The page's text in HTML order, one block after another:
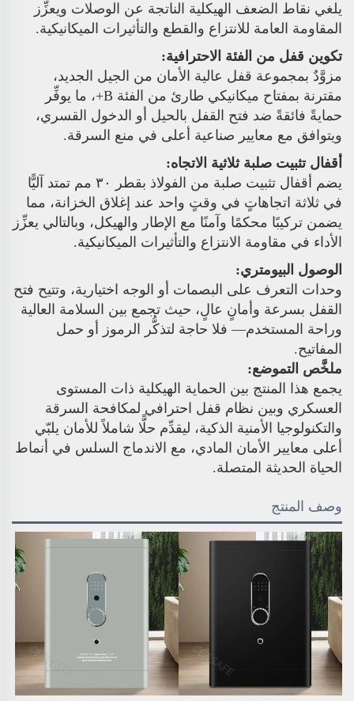
يلغي نقاط الضعف الهيكلية الناتجة عن الوصلات ويعزِّز
المقاومة العامة للانتزاع والقطع والتأثيرات الميكانيكية.
تكوين قفل من الفئة الاحترافية:
مزوَّدٌ بمجموعة قفل عالية الأمان من الجيل الجديد،
مقترنة بمفتاح ميكانيكي طارئ من الفئة B+، ما يوفِّر
حمايةً فائقةً ضد فتح القفل بالحيل أو الدخول القسري،
ويتوافق مع معايير صناعية أعلى في منع السرقة.
أقفال تثبيت صلبة ثلاثية الاتجاه:
يضم أقفال تثبيت صلبة من الفولاذ بقطر ٣٠ مم تمتد آليًّا
في ثلاثة اتجاهاتٍ في وقتٍ واحد عند إغلاق الخزانة، مما
يضمن تركيبًا محكمًا وآمنًا مع الإطار والهيكل، وبالتالي يعزِّز
الأداء في مقاومة الانتزاع والتأثيرات الميكانيكية.
الوصول البيومتري:
وحدات التعرف على البصمات أو الوجه اختيارية، وتتيح فتح
القفل بسرعة وأمانٍ عالٍ، حيث تجمع بين السلامة العالية
وراحة المستخدم— فلا حاجة لتذكُّر الرموز أو حمل
المفاتيح.
ملخَّص التموضع:
يجمع هذا المنتج بين الحماية الهيكلية ذات المستوى
العسكري وبين نظام قفل احترافي لمكافحة السرقة
والتكنولوجيا الأمنية الذكية، ليقدِّم حلًّا شاملاً للأمان يلبّي
أعلى معايير الأمان المادي، مع الاندماج السلس في أنماط
الحياة الحديثة المتصلة.
وصف المنتج